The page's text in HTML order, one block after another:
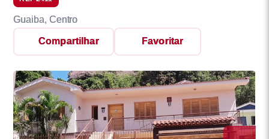
Guaiba, Centro
Compartilhar Favoritar